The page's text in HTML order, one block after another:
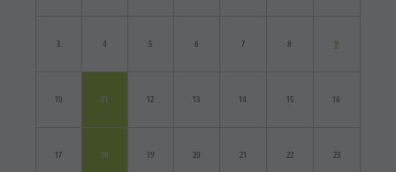
3 4 5 6 7 8 9
10 11 12 13 14 15 16
17 18 19 20 21 22 23